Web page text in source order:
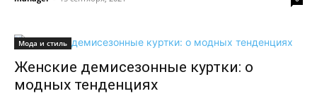
Мода и стиль
Женские демисезонные куртки: о
модных тенденциях